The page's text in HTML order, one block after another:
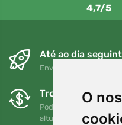
O
4,7/5
Até ao dia
Envio gratuito para
Trocas e
Pode devolver ou
altura no prazo de 90